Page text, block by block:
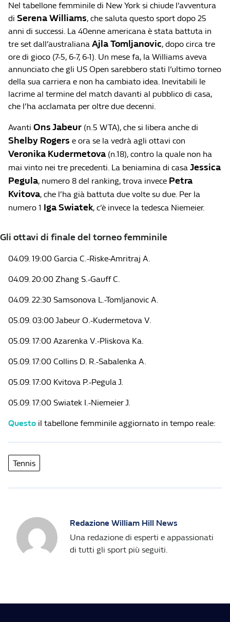
Nel tabellone femminile di New York si chiude l’avventura
di Serena Williams, che saluta questo sport dopo 25
anni di successi. La 40enne americana è stata battuta in
tre set dall’australiana Ajla Tomljanovic, dopo circa tre
ore di gioco (7-5, 6-7, 6-1). Un mese fa, la Williams aveva
annunciato che gli US Open sarebbero stati l’ultimo torneo
della sua carriera e non ha cambiato idea. Inevitabili le
lacrime al termine del match davanti al pubblico di casa,
che l’ha acclamata per oltre due decenni.
Avanti Ons Jabeur (n.5 WTA), che si libera anche di
Shelby Rogers e ora se la vedrà agli ottavi con
Veronika Kudermetova (n.18), contro la quale non ha
mai vinto nei tre precedenti. La beniamina di casa Jessica
Pegula, numero 8 del ranking, trova invece Petra
Kvitova, che l’ha già battuta due volte su due. Per la
numero 1 Iga Swiatek, c’è invece la tedesca Niemeier.
Gli ottavi di finale del torneo femminile
04.09. 19:00 Garcia C.-Riske-Amritraj A.
04.09. 20:00 Zhang S.-Gauff C.
04.09. 22:30 Samsonova L.-Tomljanovic A.
05.09. 03:00 Jabeur O.-Kudermetova V.
05.09. 17:00 Azarenka V.-Pliskova Ka.
05.09. 17:00 Collins D. R.-Sabalenka A.
05.09. 17:00 Kvitova P.-Pegula J.
05.09. 17:00 Swiatek I.-Niemeier J.
Questo il tabellone femminile aggiornato in tempo reale:
Tennis
Redazione William Hill News
Una redazione di esperti e appassionati
di tutti gli sport più seguiti.